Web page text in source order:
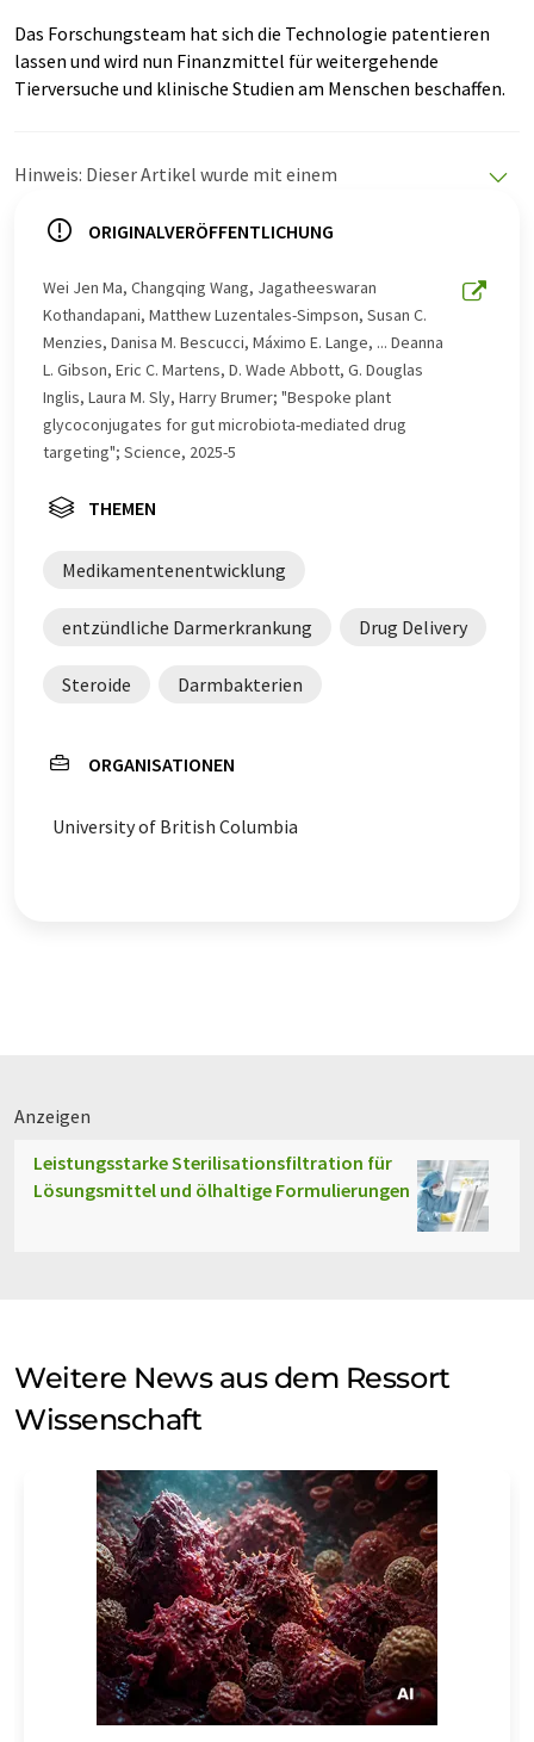
Das Forschungsteam hat sich die Technologie patentieren
lassen und wird nun Finanzmittel für weitergehende
Tierversuche und klinische Studien am Menschen beschaffen.
Hinweis: Dieser Artikel wurde mit einem
LUMITOS bietet diese automatischen Übersetzungen
Nachrichten zu präsentieren. Da dieser Artikel mit
automatischer Übersetzung übersetzt wurde, ist es
möglich, dass er Fehler im Vokabular, in der Syntax oder
in der Grammatik enthält. Den ursprünglichen Artikel in
Englisch finden Sie hier.
ORIGINALVERÖFFENTLICHUNG
Wei Jen Ma, Changqing Wang, Jagatheeswaran
Kothandapani, Matthew Luzentales-Simpson, Susan C.
Menzies, Danisa M. Bescucci, Máximo E. Lange, ... Deanna
L. Gibson, Eric C. Martens, D. Wade Abbott, G. Douglas
Inglis, Laura M. Sly, Harry Brumer; "Bespoke plant
glycoconjugates for gut microbiota-mediated drug
targeting"; Science, 2025-5
THEMEN
Medikamentenentwicklung
entzündliche Darmerkrankung Drug Delivery
Steroide Darmbakterien
ORGANISATIONEN
University of British Columbia
Anzeigen
Leistungsstarke Sterilisationsfiltration für
Lösungsmittel und ölhaltige Formulierungen
Weitere News aus dem Ressort
Wissenschaft